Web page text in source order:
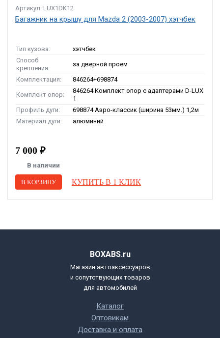
Артикул: LUX1DK12
Багажник на крышу для Mazda 2 (2003-2007) хэтчбек
Тип кузова:
хэтчбек
Способ
крепления:
за дверной проем
Комплектация: 846264+698874
Комплект опор:
846264 Комплект опор с адаптерами D-LUX
1
Профиль дуги:
698874 Аэро-классик (ширина 53мм.) 1,2м
Материал дуги:
алюминий
7 000 ₽
В наличии
В КОРЗИНУ КУПИТЬ В 1 КЛИК
BOXABS.ru
Магазин автоаксессуаров
и сопутствующих товаров
для автомобилей
Каталог
Оптовикам
Доставка и оплата